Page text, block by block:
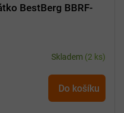
BestBerg BBRF-
Skladem (2 ks)
Do košíku